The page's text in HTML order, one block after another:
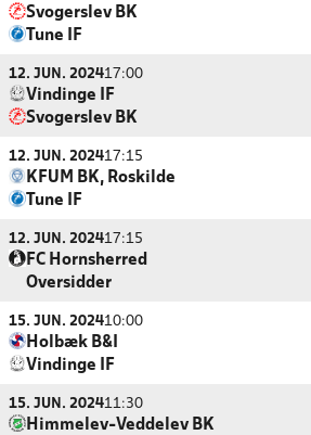
Svogerslev BK
Tune IF
12. JUN. 202417:00
Vindinge IF
Svogerslev BK
12. JUN. 202417:15
KFUM BK, Roskilde
Tune IF
12. JUN. 202417:15
FC Hornsherred
Oversidder
15. JUN. 202410:00
Holbæk B&I
Vindinge IF
15. JUN. 202411:30
Himmelev-Veddelev BK